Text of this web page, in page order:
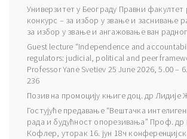
Универзитет у Београду Правни факултет
конкурс – за избор у звање и заснивање
за избор у звање и ангажовање ван
Guest lecture “Independence and
regulators: judicial, political and peer
Professor Yane Svetiev 25 June 2026, 5.00 –
236
Позив на промоцију књиге доц. др Лидије
Гостујуће предавање “Вештачка
рада и будућност опорезивања” Проф. др
Кофлер, уторак 16. јун 18ч